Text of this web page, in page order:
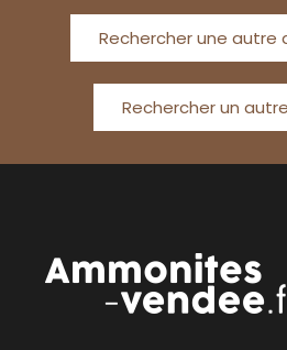
Rechercher une autre
Rechercher un